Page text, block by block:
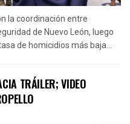
la coordinación entre
de Nuevo León, luego
de homicidios más baja...
TRÁILER; VIDEO